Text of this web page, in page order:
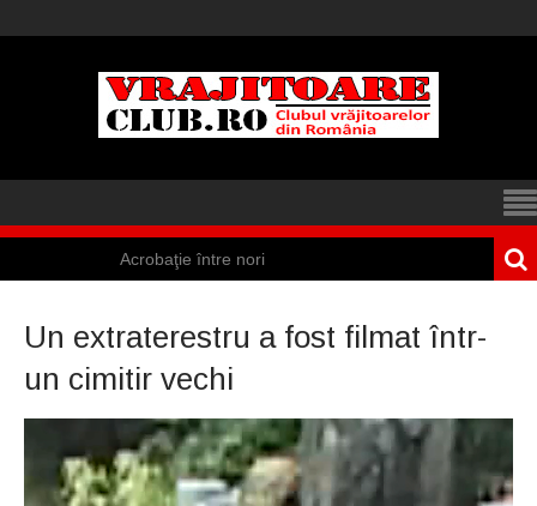
Acrobaţie între nori
un cort din Spania
Marea vânătoare
de vrăjitoare din
Suedia
Un extraterestru a fost filmat într-
un cimitir vechi